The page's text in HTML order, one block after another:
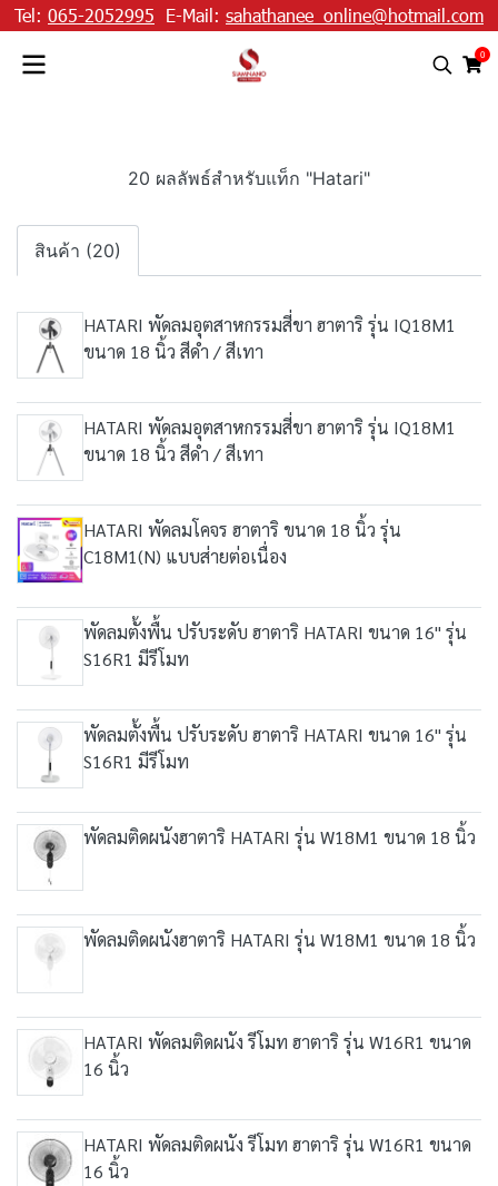
Tel: 065-2052995 E-Mail: sahathanee_online@hotmail.com
0
20 ผลลัพธ์สำหรับแท็ก "Hatari"
สินค้า (20)
HATARI พัดลมอุตสาหกรรมสี่ขา ฮาตาริ รุ่น IQ18M1
ขนาด 18 นิ้ว สีดำ / สีเทา
HATARI พัดลมอุตสาหกรรมสี่ขา ฮาตาริ รุ่น IQ18M1
ขนาด 18 นิ้ว สีดำ / สีเทา
HATARI พัดลมโคจร ฮาตาริ ขนาด 18 นิ้ว รุ่น
C18M1(N) แบบส่ายต่อเนื่อง
พัดลมตั้งพื้น ปรับระดับ ฮาตาริ HATARI ขนาด 16" รุ่น
S16R1 มีรีโมท
พัดลมตั้งพื้น ปรับระดับ ฮาตาริ HATARI ขนาด 16" รุ่น
S16R1 มีรีโมท
พัดลมติดผนังฮาตาริ HATARI รุ่น W18M1 ขนาด 18 นิ้ว
พัดลมติดผนังฮาตาริ HATARI รุ่น W18M1 ขนาด 18 นิ้ว
HATARI พัดลมติดผนัง รีโมท ฮาตาริ รุ่น W16R1 ขนาด
16 นิ้ว
HATARI พัดลมติดผนัง รีโมท ฮาตาริ รุ่น W16R1 ขนาด
16 นิ้ว